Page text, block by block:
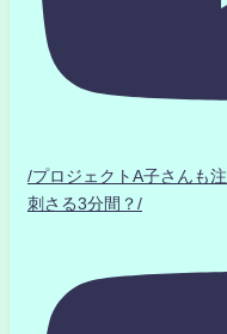
/プロジェクトA子さん
刺さる3分間？/